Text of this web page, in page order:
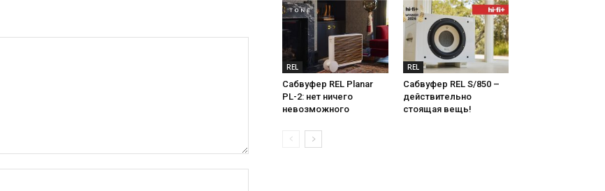
REL
Сабвуфер REL Planar
PL-2: нет ничего
невозможного
REL
Сабвуфер REL S/850 –
действительно
стоящая вещь!